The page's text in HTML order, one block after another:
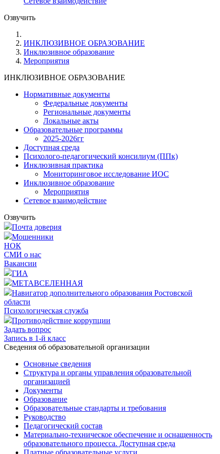
Озвучить
ИНКЛЮЗИВНОЕ ОБРАЗОВАНИЕ
Инклюзивное образование
Мероприятия
ИНКЛЮЗИВНОЕ ОБРАЗОВАНИЕ
Нормативные документы
Федеральные документы
Региональные документы
Локальные акты
Образовательные программы
2025-2026гг
Доступная среда
Психолого-педагогический консилиум (ППк)
Инклюзивная практика
Мониторинговое исследование ИОС
Инклюзивное образование
Мероприятия
Сетевое взаимодействие
Озвучить
Почта доверия
Мошенники
НОК
СМИ о нас
Вакансии
ГИА
МЕТАВСЕЛЕННАЯ
Навигатор дополнительного образования Ростовской
области
Психологическая служба
Противодействие коррупции
Задать вопрос
Запись в 1-й класс
Cведения об образовательной организации
Основные сведения
Структура и органы управления образовательной
организацией
Документы
Образование
Образовательные стандарты и требования
Руководство
Педагогический состав
Материально-техническое обеспечение и оснащенность
образовательного процесса. Доступная среда
Платные образовательные услуги